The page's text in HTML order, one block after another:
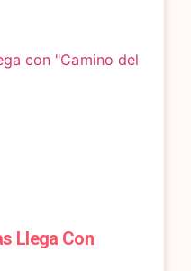
Llega Con